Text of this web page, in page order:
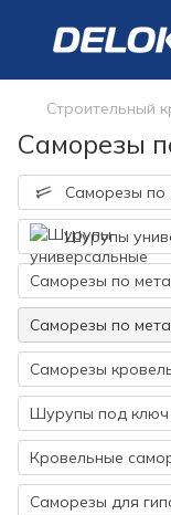
Строительный
Саморезы
Саморезы по
Шурупы
Саморезы по
Саморезы по
Саморезы
Шурупы под ключ
Кровельные
Саморезы для